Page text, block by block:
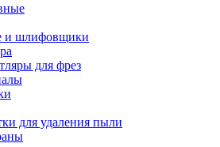
и шлифовщики
для фрез
для удаления пыли